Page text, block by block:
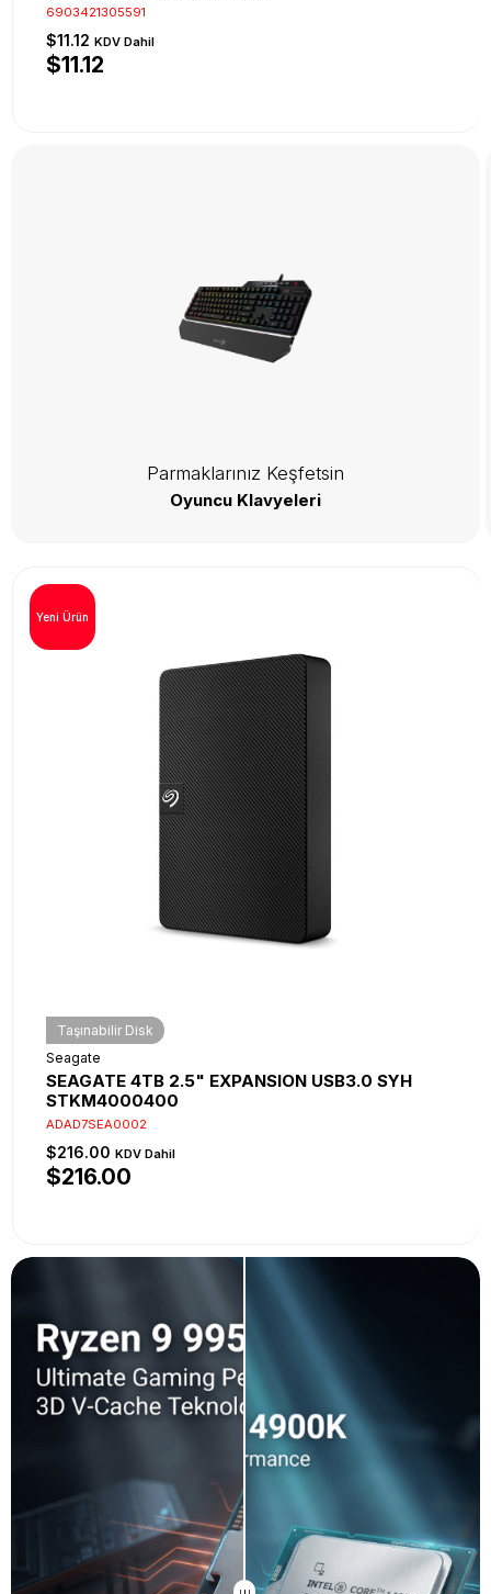
6903421305591
$11.12 KDV Dahil
$11.12
Parmaklarınız Keşfetsin
Oyuncu Klavyeleri
Taşınabilir Disk
Seagate
SEAGATE 4TB 2.5" EXPANSION USB3.0 SYH
STKM4000400
ADAD7SEA0002
$216.00 KDV Dahil
$216.00
Yeni Ürün